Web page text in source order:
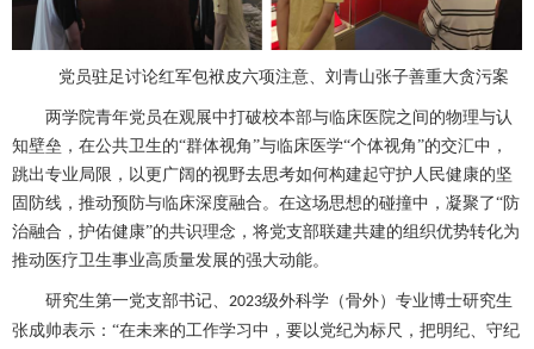
党员驻足讨论红军包袱皮六项注意、刘青山张子善重大贪污案
两学院青年党员在观展中打破校本部与临床医院之间的物理与认
知壁垒，在公共卫生的“群体视角”与临床医学“个体视角”的交汇中，
跳出专业局限，以更广阔的视野去思考如何构建起守护人民健康的坚
固防线，推动预防与临床深度融合。在这场思想的碰撞中，凝聚了“防
治融合，护佑健康”的共识理念，将党支部联建共建的组织优势转化为
推动医疗卫生事业高质量发展的强大动能。
研究生第一党支部书记、 2023级外科学（骨外）专业博士研究生
张成帅表示：“在未来的工作学习中，要以党纪为标尺，把明纪、守纪